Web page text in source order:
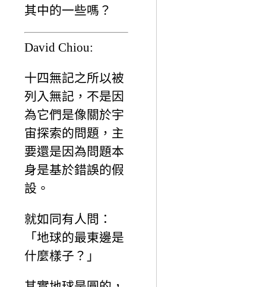
其中的一些嗎？
David Chiou:
十四無記之所以被
列入無記，不是因
為它們是像關於宇
宙探索的問題，主
要還是因為問題本
身是基於錯誤的假
設。
就如同有人問：
「地球的最東邊是
什麼樣子？」